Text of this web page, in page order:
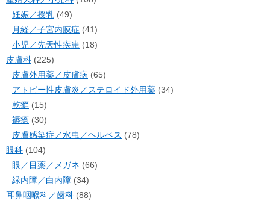
妊娠／授乳 (49)
月経／子宮内膜症 (41)
小児／先天性疾患 (18)
皮膚科 (225)
皮膚外用薬／皮膚病 (65)
アトピー性皮膚炎／ステロイド外用薬 (34)
乾癬 (15)
褥瘡 (30)
皮膚感染症／水虫／ヘルペス (78)
眼科 (104)
眼／目薬／メガネ (66)
緑内障／白内障 (34)
耳鼻咽喉科／歯科 (88)